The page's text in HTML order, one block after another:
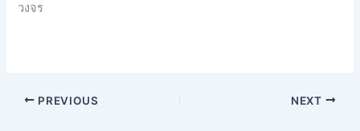
วงจร
PREVIOUS NEXT